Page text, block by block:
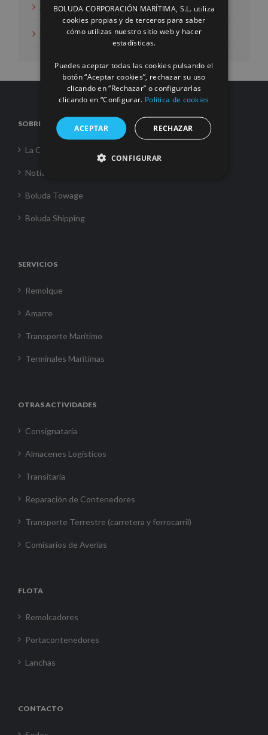
Acción social
Noticias
SOBRE NOSOTROS
La Corporación
Noticias
Boluda Towage
Boluda Shipping
SERVICIOS
Remolque
Amarre
Transporte Marítimo
Terminales Marítimas
OTRAS ACTIVIDADES
Consignataria
Almacenes Logísticos
Transitaria
Reparación de Contenedores
Transporte Terrestre (carretera y ferrocarril)
Comisarios de Averías
FLOTA
Remolcadores
Portacontenedores
Lanchas
CONTACTO
ENGLISH
FRENCH
BOLUDA CORPORACIÓN MARÍTIMA, S.L. utiliza
cookies propias y de terceros para saber
cómo utilizas nuestro sitio web y hacer
estadísticas.
Puedes aceptar todas las cookies pulsando el
botón “Aceptar cookies”, rechazar su uso
clicando en “Rechazar” o configurarlas
clicando en “Configurar. Política de cookies
ACEPTAR RECHAZAR
CONFIGURAR